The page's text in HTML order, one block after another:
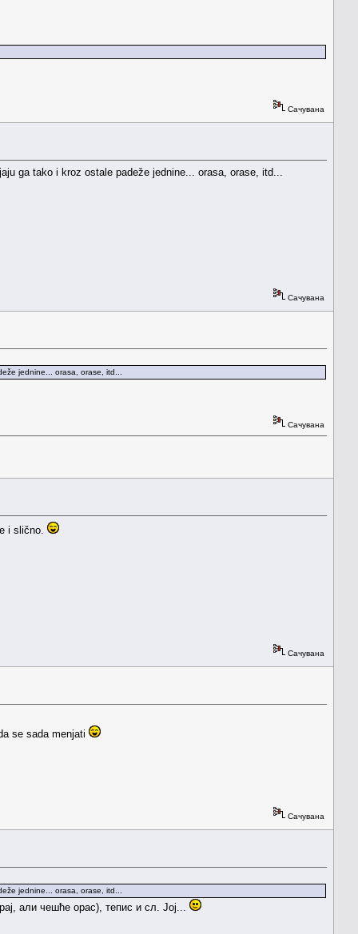
Сачувана
ga tako i kroz ostale padeže jednine... orasa, orase, itd...
Сачувана
jednine... orasa, orase, itd...
Сачувана
i slično.
Сачувана
se sada menjati
Сачувана
jednine... orasa, orase, itd...
али чешће орас), тепис и сл. Јој...